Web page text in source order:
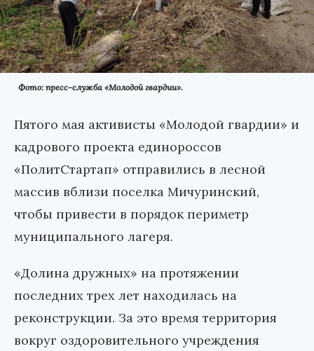
Фото: пресс-служба «Молодой гвардии».
Пятого мая активисты «Молодой гвардии» и
кадрового проекта единороссов
«ПолитСтартап» отправились в лесной
массив вблизи поселка Мичуринский,
чтобы привести в порядок периметр
муниципального лагеря.
«Долина дружных» на протяжении
последних трех лет находилась на
реконструкции. За это время территория
вокруг оздоровительного учреждения